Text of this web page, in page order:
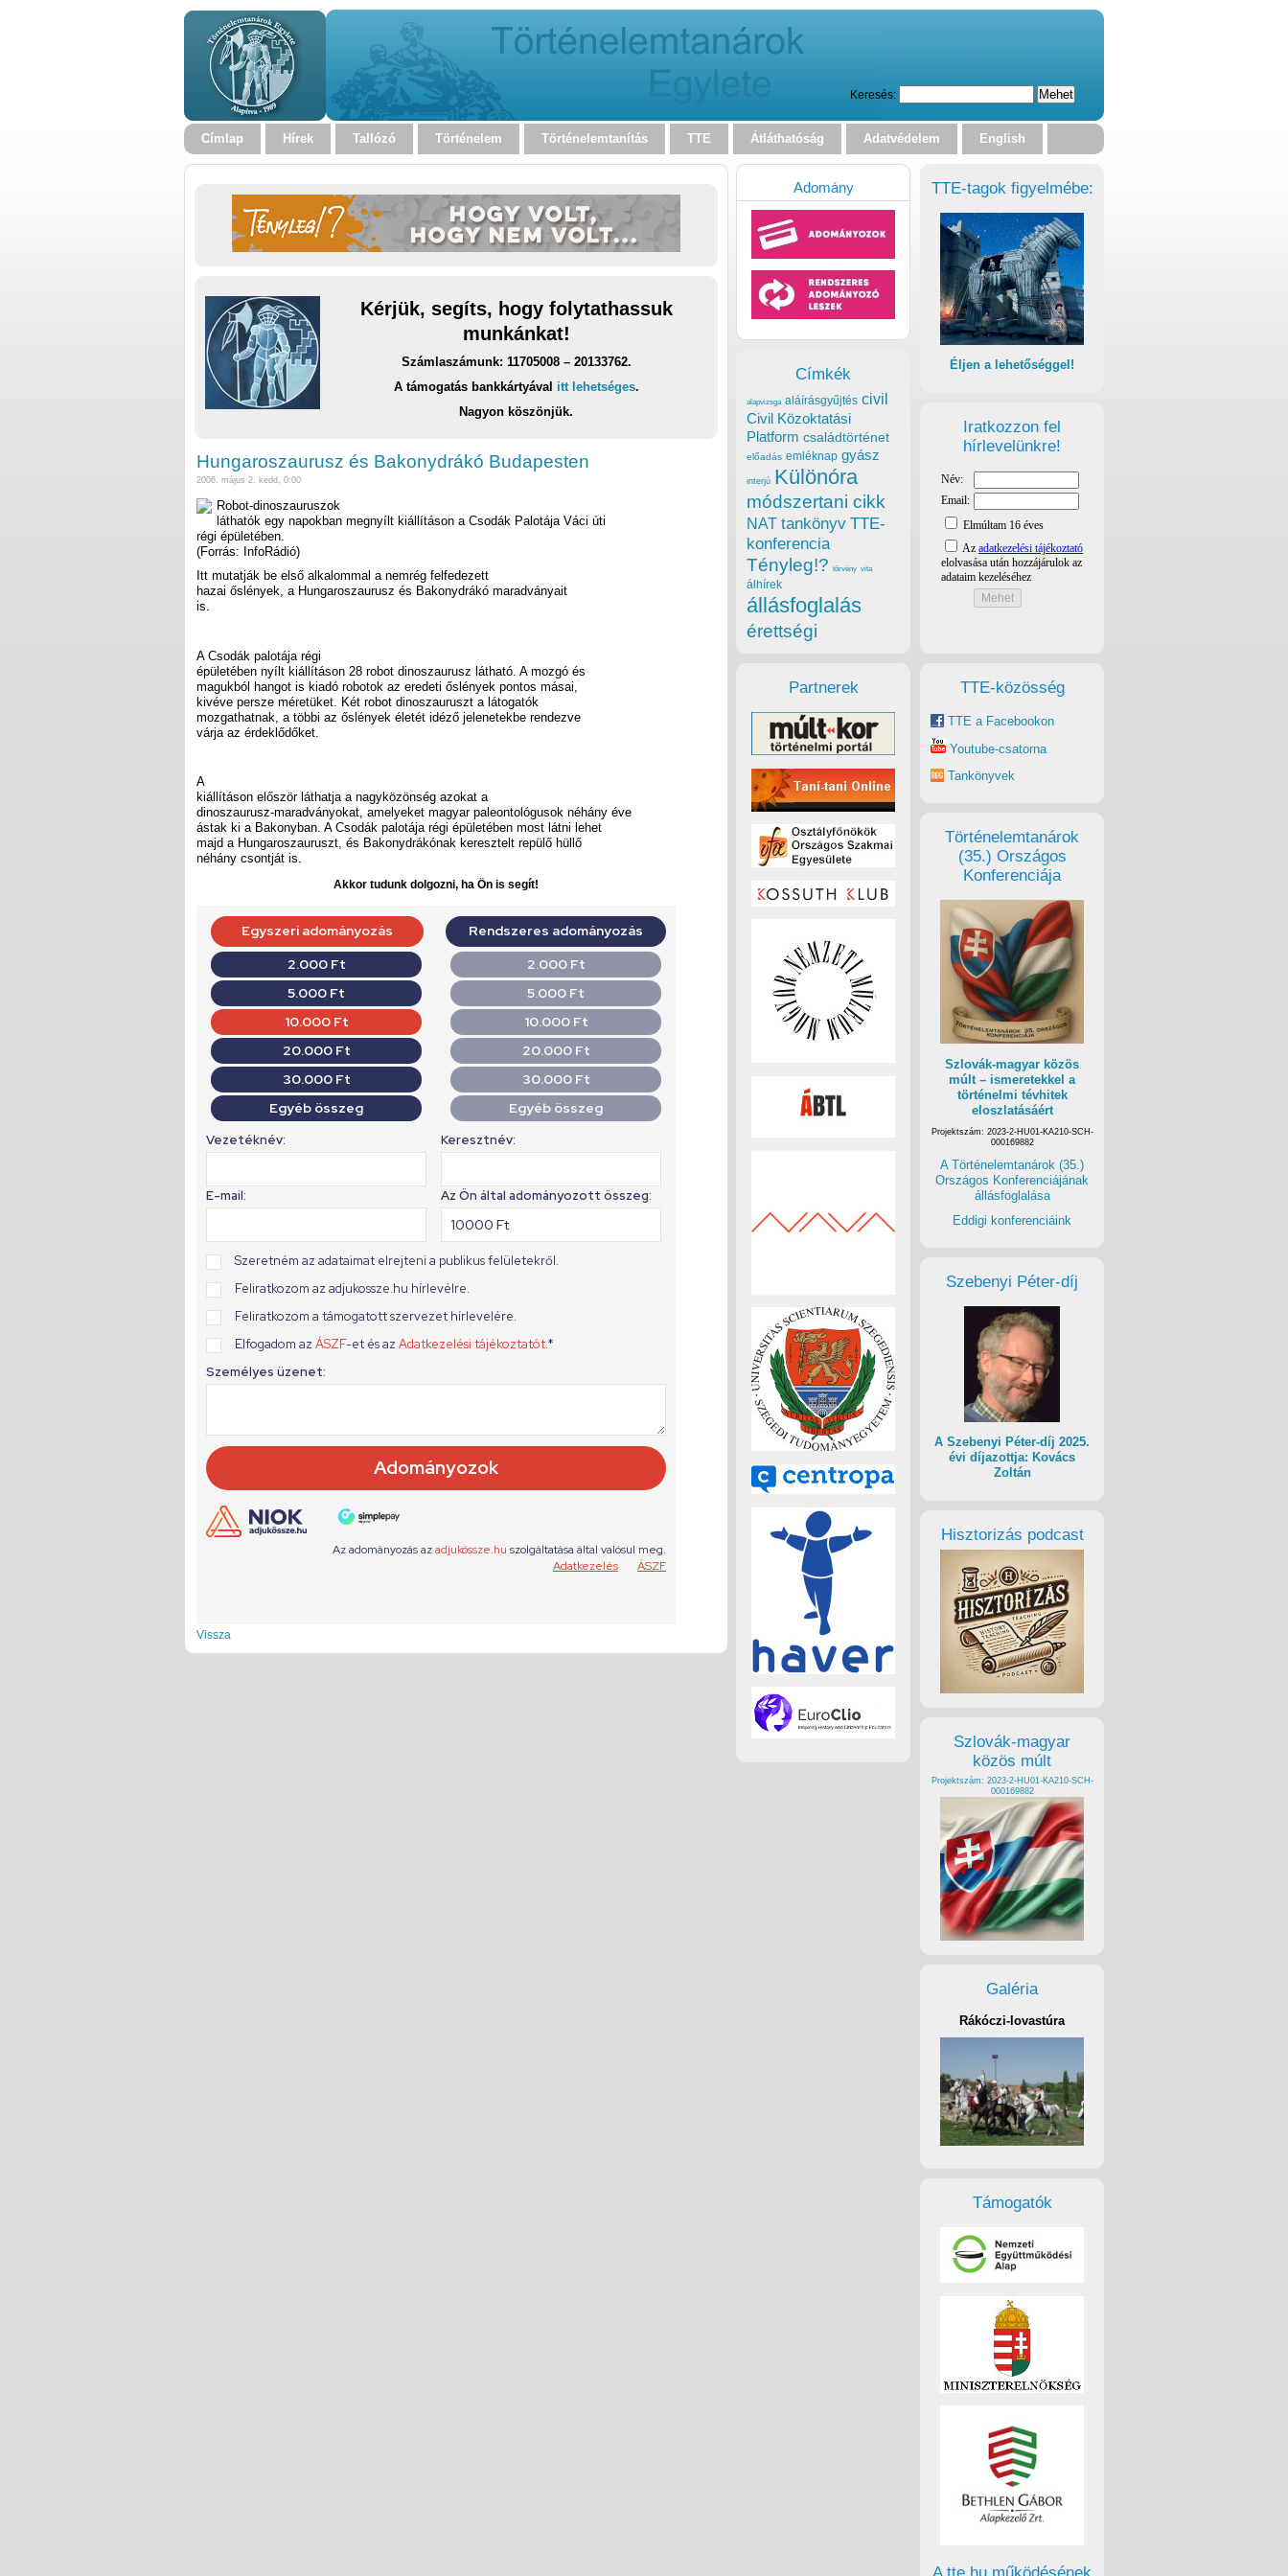
Keresés:
Címlap Hírek Tallózó Történelem Történelemtanítás TTE Átláthatóság Adatvédelem English
Kérjük, segíts, hogy folytathassuk
munkánkat!
Számlaszámunk: 11705008 – 20133762.
A támogatás bankkártyával itt lehetséges.
Nagyon köszönjük.
Hungaroszaurusz és Bakonydrákó Budapesten
2006. május 2. kedd, 0:00
Robot-dinoszauruszok
láthatók egy napokban megnyílt kiállításon a Csodák Palotája Váci úti
régi épületében.
(Forrás: InfoRádió)
Itt mutatják be első alkalommal a nemrég felfedezett
hazai őslények, a Hungaroszaurusz és Bakonydrákó maradványait
is.
A Csodák palotája régi
épületében nyílt kiállításon 28 robot dinoszaurusz látható. A mozgó és
magukból hangot is kiadó robotok az eredeti őslények pontos másai,
kivéve persze méretüket. Két robot dinoszauruszt a látogatók
mozgathatnak, a többi az őslények életét idéző jelenetekbe rendezve
várja az érdeklődőket.
A
kiállításon először láthatja a nagyközönség azokat a
dinoszaurusz-maradványokat, amelyeket magyar paleontológusok néhány éve
ástak ki a Bakonyban. A Csodák palotája régi épületében most látni lehet
majd a Hungaroszauruszt, és Bakonydrákónak keresztelt repülő hüllő
néhány csontját is.
Akkor tudunk dolgozni, ha Ön is segít!
Vissza
TTE-tagok figyelmébe:
Éljen a lehetőséggel!
Iratkozzon fel
hírlevelünkre!
TTE-közösség
TTE a Facebookon
Youtube-csatorna
Tankönyvek
Történelemtanárok
(35.) Országos
Konferenciája
Szlovák-magyar közös
múlt – ismeretekkel a
történelmi tévhitek
eloszlatásáért
Projektszám: 2023-2-HU01-KA210-SCH-
000169882
A Történelemtanárok (35.)
Országos Konferenciájának
állásfoglalása
Eddigi konferenciáink
Szebenyi Péter-díj
A Szebenyi Péter-díj 2025.
évi díjazottja: Kovács
Zoltán
Hisztorizás podcast
Szlovák-magyar
közös múlt
Projektszám: 2023-2-HU01-KA210-SCH-
000169882
Galéria
Rákóczi-lovastúra
Támogatók
Adomány
Címkék
alapvizsga aláírásgyűjtés civil
Civil Közoktatási
Platform családtörténet
előadás emléknap gyász
interjú Különóra
módszertani cikk
NAT tankönyv TTE-
konferencia
Tényleg!? törvény vita
álhírek
állásfoglalás
érettségi
Partnerek